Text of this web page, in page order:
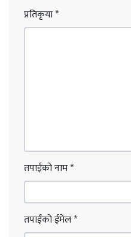
प्रतिकृया*
तपाईंको नाम*
तपाईंको ईमेल*